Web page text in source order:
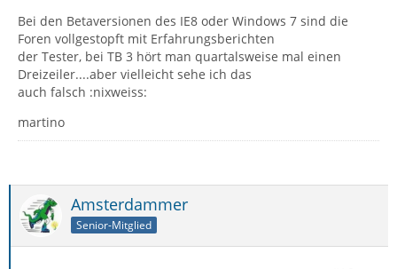
Bei den Betaversionen des IE8 oder Windows 7 sind die
Foren vollgestopft mit Erfahrungsberichten
der Tester, bei TB 3 hört man quartalsweise mal einen
Dreizeiler....aber vielleicht sehe ich das
auch falsch :nixweiss:
martino
Amsterdammer
Senior-Mitglied